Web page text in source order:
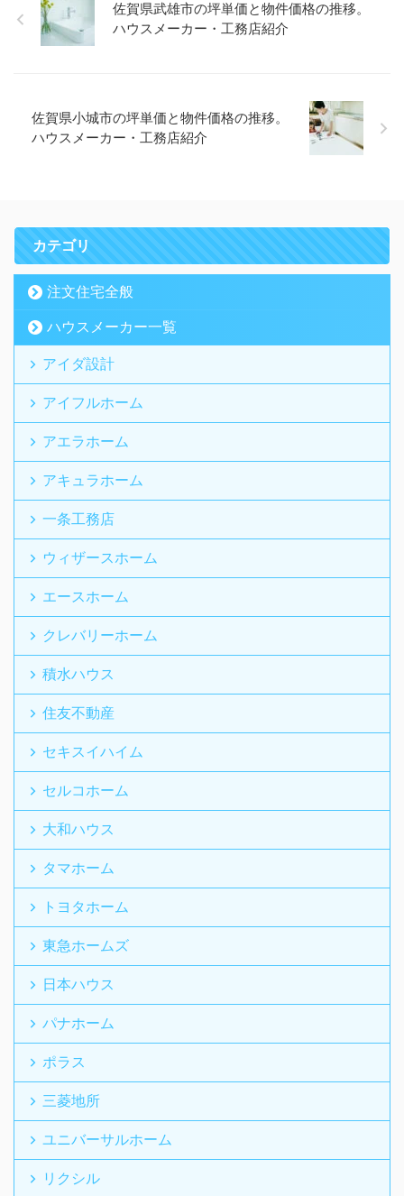
佐賀県武雄市の坪単価と物件価格の推移。
ハウスメーカー・工務店紹介
佐賀県小城市の坪単価と物件価格の推移。
ハウスメーカー・工務店紹介
カテゴリ
注文住宅全般
ハウスメーカー一覧
アイダ設計
アイフルホーム
アエラホーム
アキュラホーム
一条工務店
ウィザースホーム
エースホーム
クレバリーホーム
積水ハウス
住友不動産
セキスイハイム
セルコホーム
大和ハウス
タマホーム
トヨタホーム
東急ホームズ
日本ハウス
パナホーム
ポラス
三菱地所
ユニバーサルホーム
リクシル